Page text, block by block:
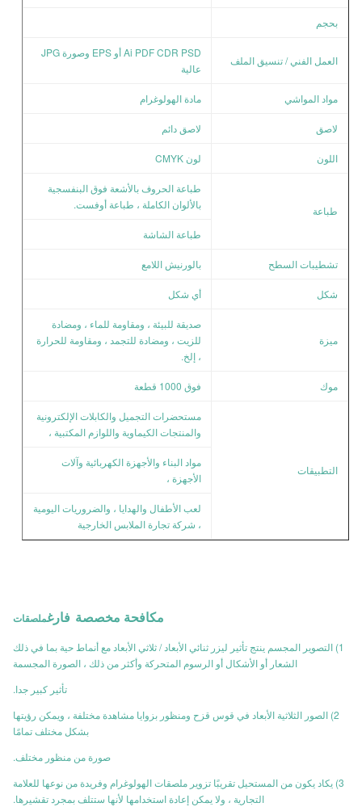
بحجم
العمل الفني / تنسيق الملف
Ai PDF CDR PSD أو EPS وصورة JPG
عالية
مواد المواشي مادة الهولوغرام
لاصق لاصق دائم
اللون لون CMYK
طباعة
طباعة الحروف بالأشعة فوق البنفسجية
بالألوان الكاملة ، طباعة أوفست.
طباعة الشاشة
تشطيبات السطح بالورنيش اللامع
شكل أي شكل
ميزة
صديقة للبيئة ، ومقاومة للماء ، ومضادة
للزيت ، ومضادة للتجمد ، ومقاومة للحرارة
، إلخ.
موك فوق 1000 قطعة
التطبيقات
مستحضرات التجميل والكابلات الإلكترونية
والمنتجات الكيماوية واللوازم المكتبية ،
مواد البناء والأجهزة الكهربائية وآلات
الأجهزة ،
لعب الأطفال والهدايا ، والضروريات اليومية
، شركة تجارة الملابس الخارجية
مكافحة مخصصة فارغملصقات
1) التصوير المجسم ينتج تأثير ليزر ثنائي الأبعاد / ثلاثي الأبعاد مع أنماط حية بما في ذلك
الشعار أو الأشكال أو الرسوم المتحركة وأكثر من ذلك ، الصورة المجسمة
تأثير كبير جدا.
2) الصور الثلاثية الأبعاد في قوس قزح ومنظور بزوايا مشاهدة مختلفة ، ويمكن رؤيتها
بشكل مختلف تمامًا
صورة من منظور مختلف.
3) يكاد يكون من المستحيل تقريبًا تزوير ملصقات الهولوغرام وفريدة من نوعها للعلامة
التجارية ، ولا يمكن إعادة استخدامها لأنها ستتلف بمجرد تقشيرها.